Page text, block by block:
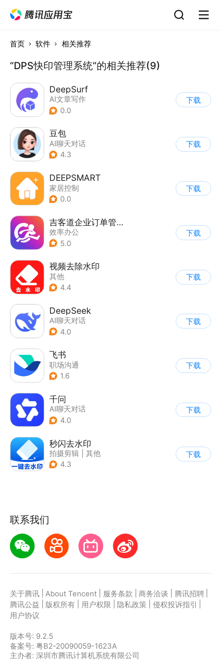
首页 软件 相关推荐
“DPS快印管理系统”的相关推荐(9)
DeepSurf
AI文章写作
0.0
下载
豆包
AI聊天对话
4.3
下载
DEEPSMART
家居控制
0.0
下载
吉客道企业订单管理系统
效率办公
5.0
下载
视频去除水印
其他
4.4
下载
DeepSeek
AI聊天对话
4.0
下载
飞书
职场沟通
1.6
下载
千问
AI聊天对话
4.0
下载
秒闪去水印
拍摄剪辑
其他
4.3
下载
联系我们
关于腾讯 About Tencent 服务条款 商务洽谈 腾讯招聘
腾讯公益
版权所有 用户权限 隐私政策 侵权投诉指引
用户协议
版本号: 9.2.5
备案号: 粤B2-20090059-1623A
主办者: 深圳市腾讯计算机系统有限公司